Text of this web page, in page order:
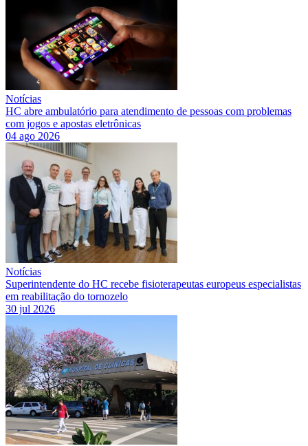
Notícias
HC abre ambulatório para atendimento de pessoas com problemas
com jogos e apostas eletrônicas
04 ago 2026
Notícias
Superintendente do HC recebe fisioterapeutas europeus especialistas
em reabilitação do tornozelo
30 jul 2026